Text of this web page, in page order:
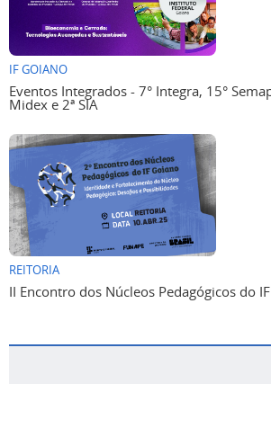
IF GOIANO
Eventos Integrados - 7° Integra, 15°
Midex e 2ª SIA
REITORIA
II Encontro dos Núcleos Pedagógicos do